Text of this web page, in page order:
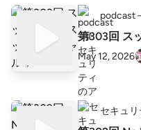
podcast
第303回 ス
May 12, 2026
セキュ